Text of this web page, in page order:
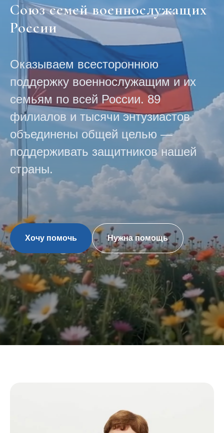
Союз семей военнослужащих
России
Оказываем всестороннюю
поддержку военнослужащим и их
семьям по всей России. 89
филиалов и тысячи энтузиастов
объединены общей целью —
поддерживать защитников нашей
страны.
Хочу помочь Нужна помощь